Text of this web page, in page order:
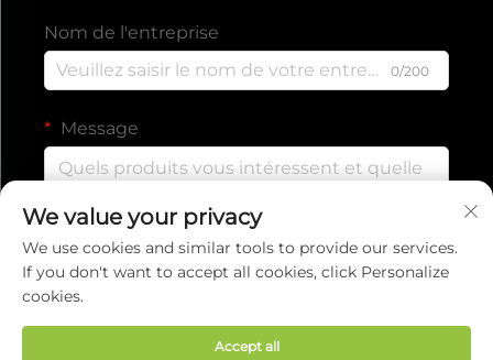
Nom de l'entreprise
0/200
Message
We value your privacy
We use cookies and similar tools to provide our services.
If you don't want to accept all cookies, click Personalize
cookies.
Accept all